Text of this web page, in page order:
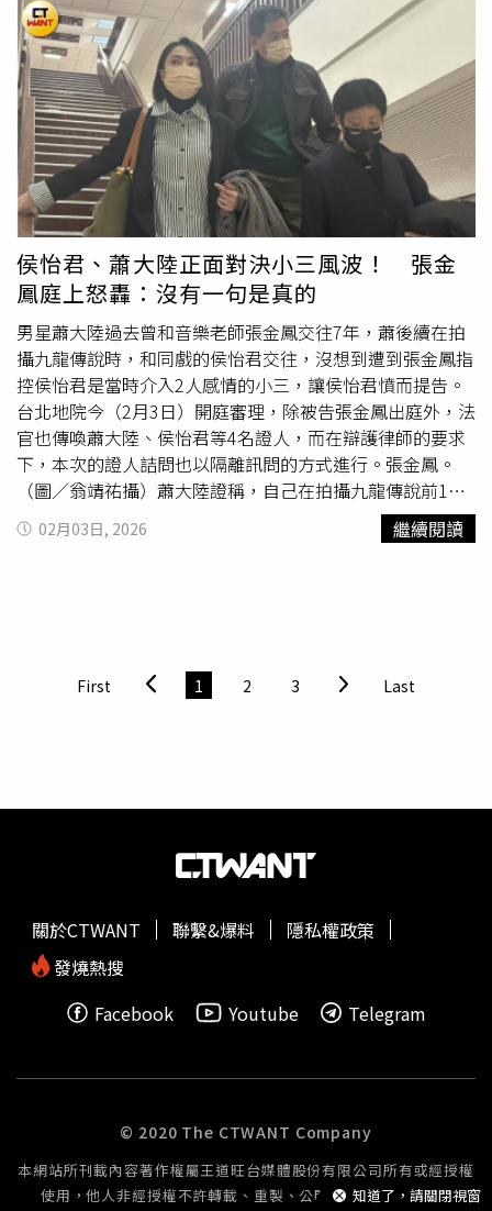
家中後先是遇見正在休息中的王母，認為其與王女交往期
間，曾多次被王母瞧不起其單親家庭背景，竟先持童軍繩將
王母勒斃，隨後以毛巾擦拭王母的指甲縫，試圖清除王母生
前抓傷其臉頰所留下來之皮屑，並在廚房內潛伏等待王女回
家。 同日下午5時20分許，黃麟凱終於等到王女返家，其戴
上預先準備好的頭套從後方偷襲準備回房間的王女，以童軍
繩強制捆綁其雙手，對其性侵得逞，隨後以童軍繩將王女勒
斃。而王父當日下班返家，黃麟凱來不及逃離，只好逃往公
寓頂樓，王父發現家裡從內部被反鎖，且遲遲聯絡不上妻
女，與大女兒男友攀牆進入屋內，驚見妻女慘狀，緊急報警
處理。 警方獲報後，第一時間鎖定黃麟凱涉有重嫌，立即
詢問黃男行蹤，未料黃麟凱對於行蹤說詞反覆，恰好有鄰居
報警指出公寓頂樓有不明人士出沒，讓前往察看的警方當場
逮獲犯案後躲藏的黃麟凱。 黃麟凱被捕後，後續也依侵入
住宅、殺人、強制性交殺人罪嫌遭新北地院起訴；一審，新
北地方法院多罪併罰，判處黃麟凱死刑，褫奪公權終身；案
件上訴至二審後，台灣高等法院仍維持死刑判決。不過案件
一路上訴至更三審，2017年黃麟凱仍維持死刑判決定讞。
判決確定後，黃麟凱試圖聲請釋憲，並在2024年由憲法法
庭受理，不過繼2020年4月1日翁仁賢遭槍決後，2025年1
月16日，法務部長鄭銘謙簽署死刑槍決執行令，黃麟凱於該
涉嫌自2024年11月29日起，相繼殺害黃姓大嫂
、張姓婦人
與趙姓婦人，平均一月殺一人，並將3人分屍棄屍在前鎮運
獄，並在2019年因偷竊腳踏車被捕。張介宗出獄後並無穩
裕，並同時和多位女子交往，口袋一掏就是厚厚一疊千元大
鈔，常聲稱「回台北」，被稱為「台北仔」，吸引不少婦人
未返家，兒子發現母親失蹤後，隔日立即向警局報案。警方
調閱監視器畫面後，發現趙婦載著張男返回其住家後就再無
方立即派人前往前鎮運河打撈，果然尋獲趙婦身體組織，事
中與張介宗結識，未料其2025年1月17日與張介宗一同前往
其住處後，便再也沒有出來，反而張介宗被拍到多次手提裝
有屍塊之袋子前往前鎮運河丟棄。 警方也因此再掌握，張
介宗的黃姓大嫂2024年11月29日進入張男家中後，便再也
侯怡君、蕭大陸正面對決小三風波！ 張金
鳳庭上怒轟：沒有一句是真的
男星蕭大陸過去曾和音樂老師張金鳳交往7年，蕭後續在拍
攝九龍傳說時，和同戲的侯怡君交往，沒想到遭到張金鳳指
控侯怡君是當時介入2人感情的小三，讓侯怡君憤而提告。
台北地院今（2月3日）開庭審理，除被告張金鳳出庭外，法
官也傳喚蕭大陸、侯怡君等4名證人，而在辯護律師的要求
下，本次的證人詰問也以隔離訊問的方式進行。張金鳳。
（圖／翁靖祐攝）蕭大陸證稱，自己在拍攝九龍傳說前1個
月左右，就和張金鳳分手，但與侯怡君在一起是在戲劇播出
以後，結束的前3周至1個月以前發生的事，兩段感情之間相
徵信社，但應該是沒有拍到什麼證據，否則早就公開出來。
另外，蕭大陸回憶，當時兩人已經分手，但是張金鳳的東西
戲現場，因為過去她曾看到蕭與女演員的互動後，便大鬧現
蕭回應，當時自己心太軟，沒有馬上要她搬出去，但一般人
應該都沒辦法繼續這段感情。蕭大陸作證結束以後，張金鳳
稱九龍傳說是在1999年9月拍的，初期侯怡君還會稱她一聲
大嫂，她也會幫兩人買早餐，但後續兩人交往後卻不承認，
言也被法官制止。輪到侯怡君作證時，檢察官問雙方在交往
不掉的那種內容。張金鳳聲請她和蕭一段對話的錄音當作證
據，檢察官要求對方提供完整的音檔，以便其檢視是否為完
整沒有剪輯痕跡，張金鳳的律師則表示將於3日內燒錄成光
碟後寄出，若證據沒有問題的話，預計下次開庭會進行證據
02月03日, 2026 繼續閱讀
First 1 2 3 Last
知道了，請關閉視窗
關於CTWANT 聯繫&爆料
隱私權政策
發燒熱搜
Facebook
Youtube Telegram
© 2020 The CTWANT Company
本網站所刊載內容著作權屬王道旺台媒體股份有限公司所有或經授權
使用，他人非經授權不許轉載、重製、公開播送或公開傳輸。